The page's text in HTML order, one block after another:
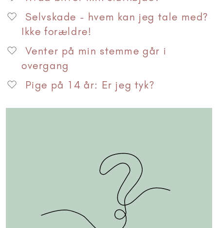
Selvskade - hvem kan jeg tale med?
Ikke forældre!
Venter på min stemme går i
overgang
Pige på 14 år: Er jeg tyk?